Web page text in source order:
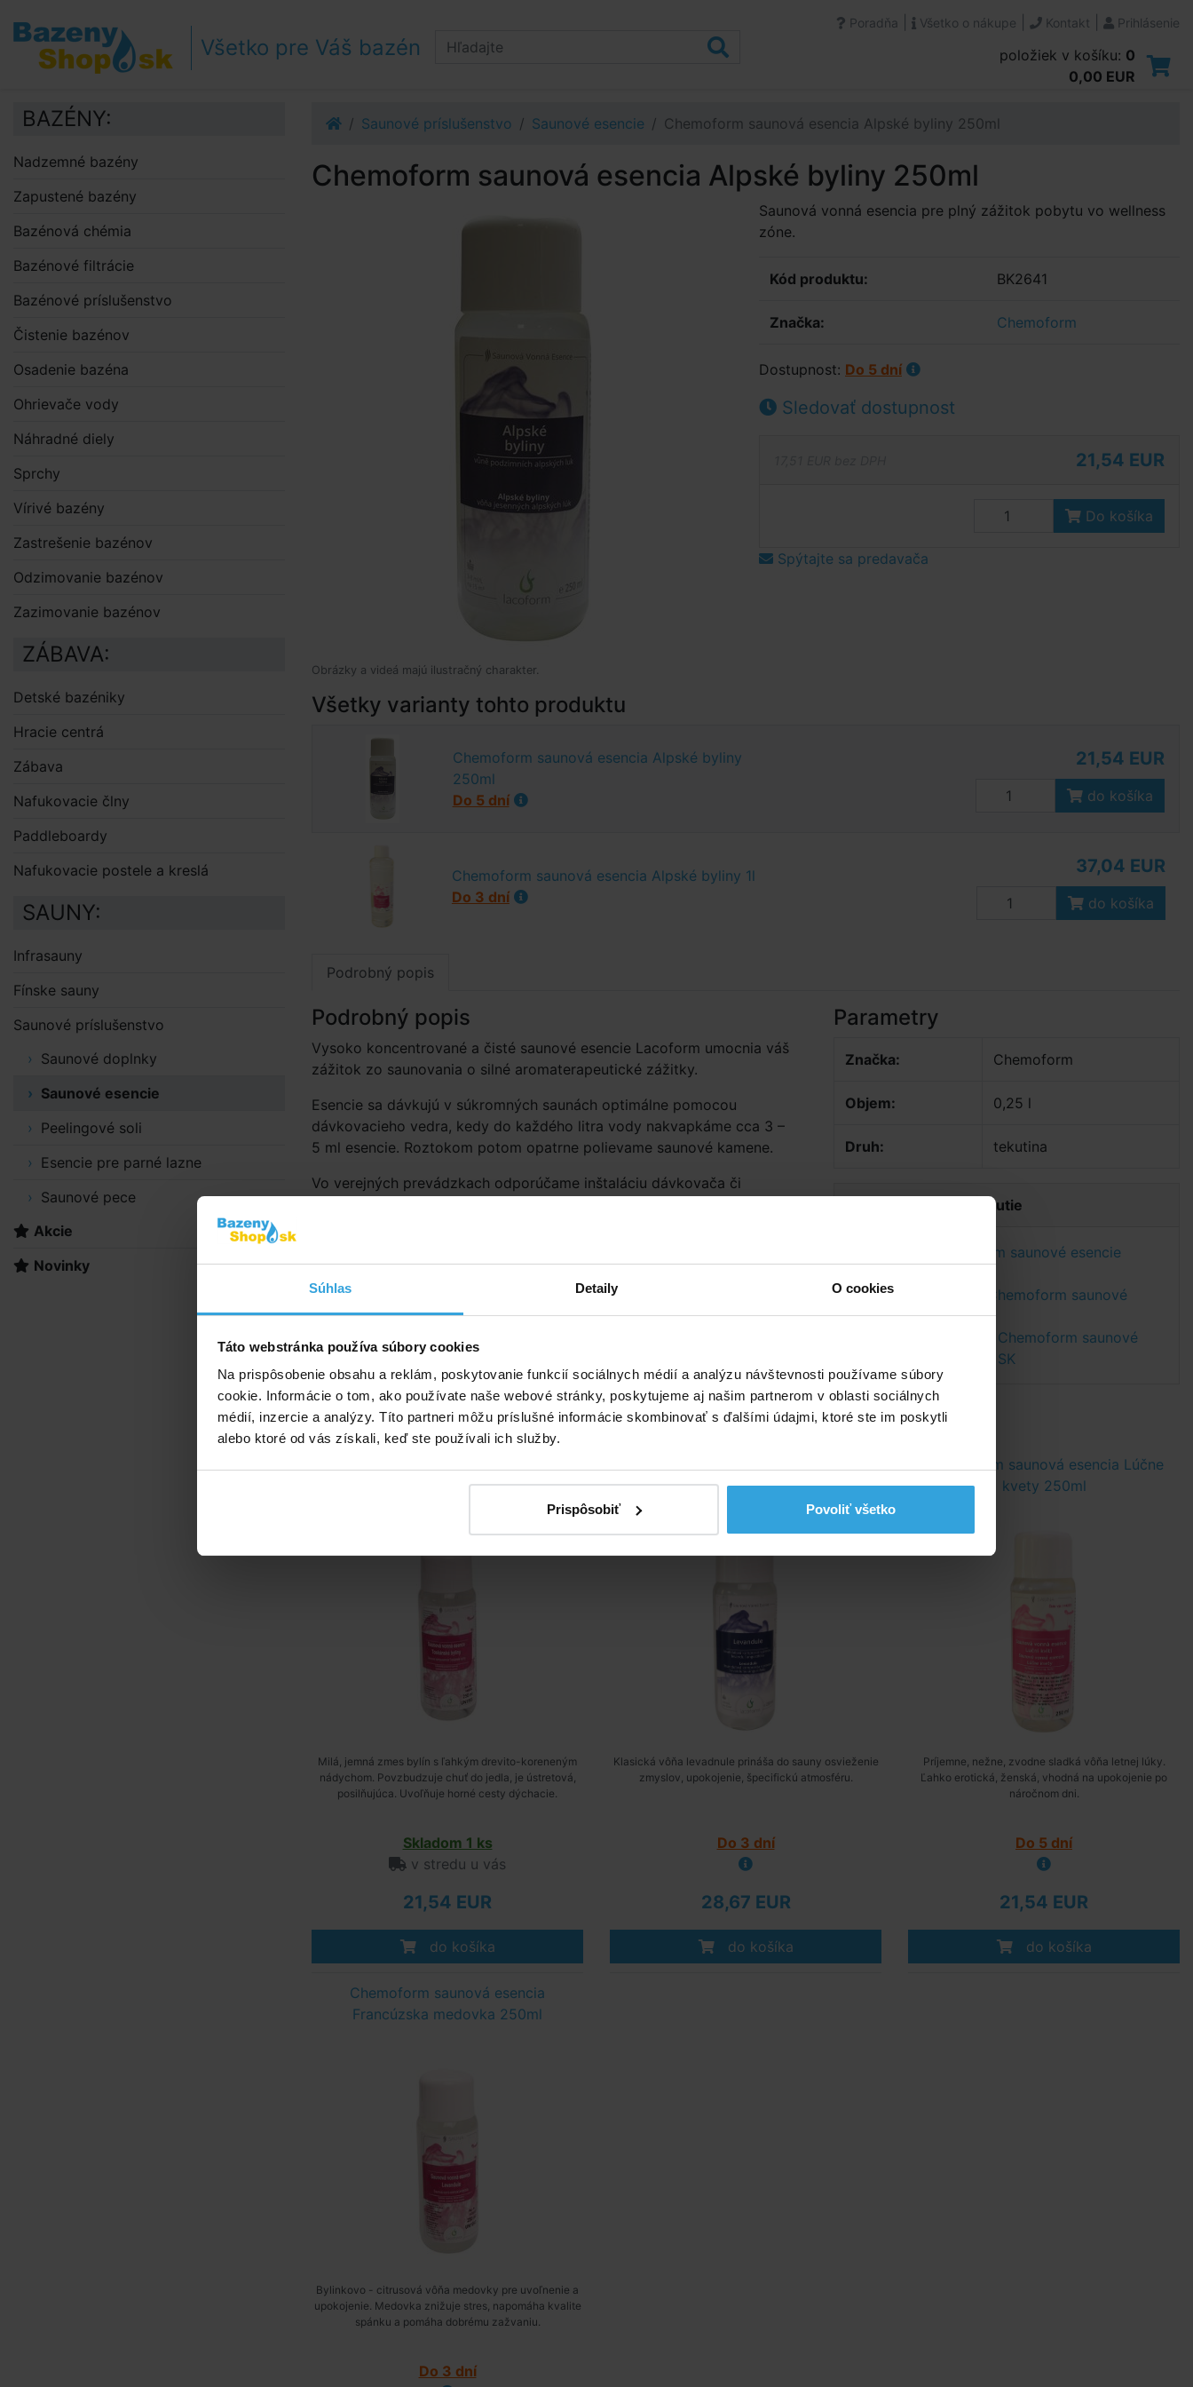
Súhlas Detaily O cookies
Táto webstránka používa súbory cookies
Na prispôsobenie obsahu a reklám, poskytovanie funkcií sociálnych médií a analýzu návštevnosti používame súbory
cookie. Informácie o tom, ako používate naše webové stránky, poskytujeme aj našim partnerom v oblasti sociálnych
médií, inzercie a analýzy. Títo partneri môžu príslušné informácie skombinovať s ďalšími údajmi, ktoré ste im poskytli
alebo ktoré od vás získali, keď ste používali ich služby.
Prispôsobiť Povoliť všetko
Prejsť na obsah
Prejsť k bočnému stĺpci
Klávesové skratky
Všetko pre Váš bazén
Poradňa Všetko o nákupe Kontakt Prihlásenie
položiek v košíku: 0
0,00 EUR
Saunové príslušenstvo Saunové esencie Chemoform saunová esencia Alpské byliny 250ml
Chemoform saunová esencia Alpské byliny 250ml
Obrázky a videá majú ilustračný charakter.
Saunová vonná esencia pre plný zážitok pobytu vo wellness
zóne.
Kód produktu: BK2641
Značka: Chemoform
Dostupnost: Do 5 dní
Sledovať dostupnost
21,54 EUR
Do košíka
Spýtajte sa predavača
Všetky varianty tohto produktu
Chemoform saunová esencia Alpské byliny
250ml
Do 5 dní
21,54 EUR
do košíka
Chemoform saunová esencia Alpské byliny 1l
Do 3 dní
37,04 EUR
do košíka
Podrobný popis
Podrobný popis
Vysoko koncentrované a čisté saunové esencie Lacoform umocnia váš
zážitok zo saunovania o silné aromaterapeutické zážitky.
Esencie sa dávkujú v súkromných saunách optimálne pomocou
dávkovacieho vedra, kedy do každého litra vody nakvapkáme cca 3 –
5 ml esencie. Roztokom potom opatrne polievame saunové kamene.
Vo verejných prevádzkach odporúčame inštaláciu dávkovača či
Parametry
Značka: Chemoform
Objem: 0,25 l
Druh: tekutina
Dokumenty na stiahnutie
Etiketa - Chemoform saunové esencie
Bezpečnostný list Chemoform saunové
esencie Alpské byliny
Bezpečnostný list - Chemoform saunové
esencia Alpské byliny SK
Alternatívne produkty
byliny 250ml
Milá, jemná zmes bylín s ľahkým drevito-koreneným
nádychom. Povzbudzuje chuť do jedla, je ústretová,
posilňujúca. Uvoľňuje horné cesty dýchacie.
Skladom 1 ks
v stredu u vás
21,54 EUR
do košíka
250ml
Klasická vôňa levadnule prináša do sauny osvieženie
zmyslov, upokojenie, špecifickú atmosféru.
Do 3 dní
28,67 EUR
do košíka
Chemoform saunová esencia Lúčne
kvety 250ml
Príjemne, nežne, zvodne sladká vôňa letnej lúky.
Ľahko erotická, ženská, vhodná na upokojenie po
náročnom dni.
Do 5 dní
21,54 EUR
do košíka
Chemoform saunová esencia
Francúzska medovka 250ml
Bylinkovo - citrusová vôňa medovky pre uvoľnenie a
upokojenie. Medovka znižuje stres, napomáha kvalite
spánku a pomáha dobrému zažvaniu.
Do 3 dní
BAZÉNY:
Nadzemné bazény
Zapustené bazény
Bazénová chémia
Bazénové filtrácie
Bazénové príslušenstvo
Čistenie bazénov
Osadenie bazéna
Ohrievače vody
Náhradné diely
Sprchy
Vírivé bazény
Zastrešenie bazénov
Odzimovanie bazénov
Zazimovanie bazénov
ZÁBAVA:
Detské bazéniky
Hracie centrá
Zábava
Nafukovacie člny
Paddleboardy
Nafukovacie postele a kreslá
SAUNY:
Infrasauny
Fínske sauny
Saunové príslušenstvo
Saunové doplnky
Saunové esencie
Peelingové soli
Esencie pre parné lazne
Saunové pece
Akcie
Novinky